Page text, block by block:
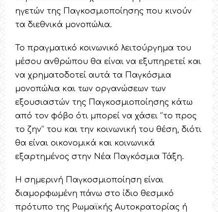
ηγετών της Παγκοσμιοποίησης που κινούν
τα διεθνικά μονοπώλια.
Το πραγματικό κοινωνικό λειτούργημα του
μέσου ανθρώπου θα είναι να εξυπηρετεί και
να χρηματοδοτεί αυτά τα Παγκόσμια
μονοπώλια και των οργανώσεων των
εξουσιαστών της Παγκοσμιοποίησης κάτω
από τον φόβο ότι μπορεί να χάσει ‘’το προς
το ζην’’ του και την κοινωνική του θέση, διότι
θα είναι οικονομικά και κοινωνικά
εξαρτημένος στην Νέα Παγκόσμια Τάξη.
Η σημερινή Παγκοσμιοποίηση είναι
διαμορφωμένη πάνω στο ίδιο θεσμικό
πρότυπο της Ρωμαϊκής Αυτοκρατορίας ή